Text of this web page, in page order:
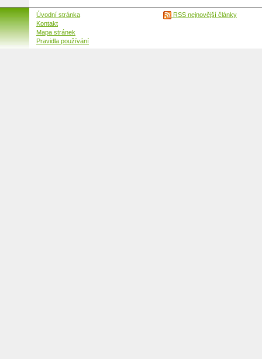
Úvodní stránka
Kontakt
Mapa stránek
Pravidla používání
RSS nejnovější články